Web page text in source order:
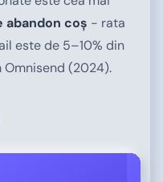
abandon coș - rata
este de 5–10% din
(2024).